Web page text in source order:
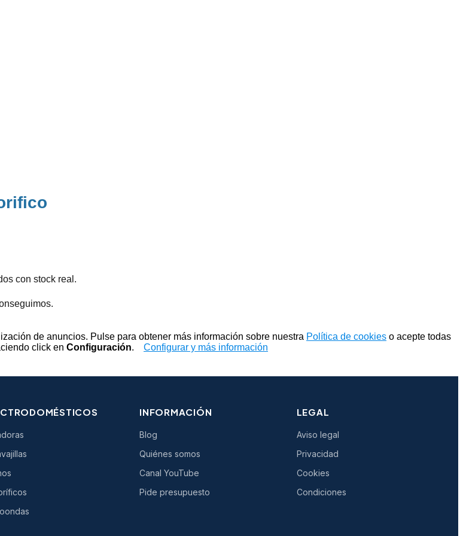
con stock real.
de anuncios. Pulse para obtener más información sobre nuestra Política de cookies o acepte todas
click en Configuración. Configurar y más información
INFORMACIÓN
Blog
Quiénes somos
Canal YouTube
Pide presupuesto
LEGAL
Aviso legal
Privacidad
Cookies
Condiciones